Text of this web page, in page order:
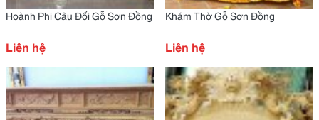
Hoành Phi Câu Đối Gỗ Sơn Đồng
Liên hệ
Khám Thờ Gỗ Sơn Đồng
Liên hệ